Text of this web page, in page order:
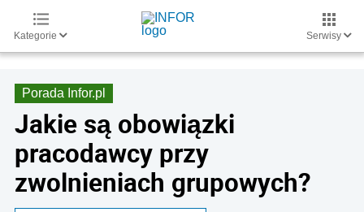
Kategorie Serwisy
Porada Infor.pl
Jakie są obowiązki
pracodawcy przy
zwolnieniach grupowych?